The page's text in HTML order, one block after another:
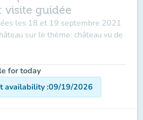
visite guidée
les 18 et 19 septembre 2021
sur le thème: château vu de
for today
availability:09/19/2026